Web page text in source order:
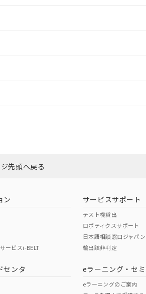
先頭へ戻る
ン
ービスi-BELT
センタ
サービスサポート
テスト機貸出
ロボティクスサポート
日本語相談窓口ジャパ
輸出該非判定
eラーニング・セ
eラーニングのご案内